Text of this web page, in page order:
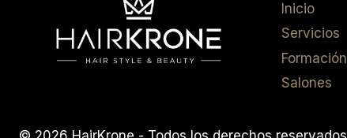
Inicio
Servicios
Formación
Salones